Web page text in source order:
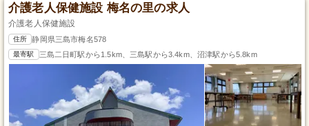
介護老人保健施設 梅名の里の求人
介護老人保健施設
住所 静岡県三島市梅名578
最寄駅 三島二日町駅から1.5km、三島駅から3.4km、沼津駅から5.8km